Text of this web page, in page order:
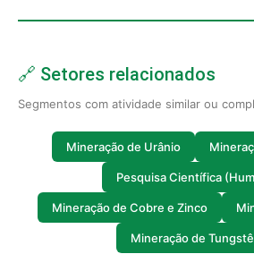
🔗 Setores relacionados
Segmentos com atividade similar ou
Mineração de Urânio
Pesquisa Científica
Mineração de Cobre e Zinco
Mineração de